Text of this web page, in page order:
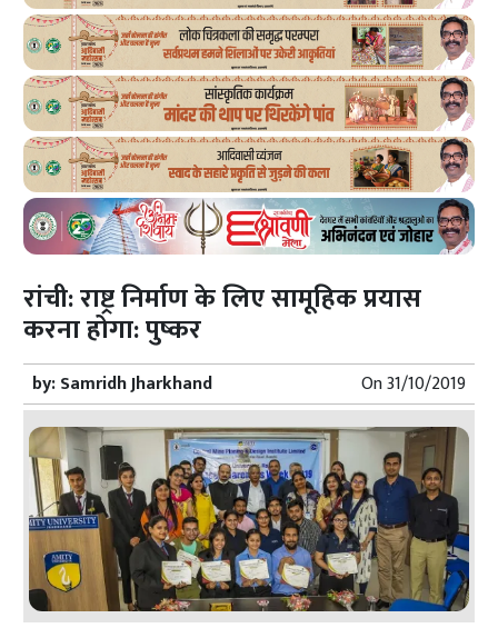
रांची: राष्ट्र निर्माण के लिए सामूहिक प्रयास
करना होगा: पुष्कर
by:Samridh Jharkhand On31/10/2019